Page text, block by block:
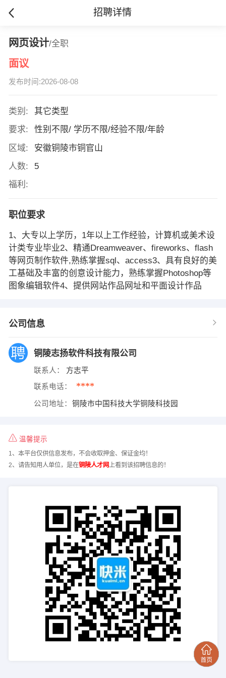
招聘详情
网页设计/全职
面议
发布时间:2026-08-08
类别:
其它类型
要求:
性别不限/ 学历不限/经验不限/年龄
区域:
安徽铜陵市铜官山
人数:
5
福利:
职位要求
1、大专以上学历，1年以上工作经验，计算机或美术设
计类专业毕业2、精通Dreamweaver、fireworks、flash
等网页制作软件,熟练掌握sql、access3、具有良好的美
工基础及丰富的创意设计能力，熟练掌握Photoshop等
图象编辑软件4、提供网站作品网址和平面设计作品
公司信息
铜陵志扬软件科技有限公司
联系人： 方志平
联系电话： ****
公司地址： 铜陵市中国科技大学铜陵科技园
温馨提示
1、本平台仅供信息发布，不会收取押金、保证金均！
2、请告知用人单位，是在铜陵人才网上看到该招聘信息的！